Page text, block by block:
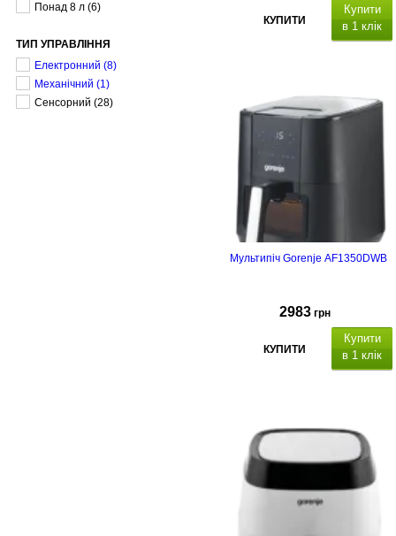
Понад 8 л (6)
ТИП УПРАВЛІННЯ
Електронний (8)
Механічний (1)
Сенсорний (28)
КУПИТИ
Купити
в 1 клік
Мультипіч Gorenje AF1350DWB
2983 грн
КУПИТИ
Купити
в 1 клік